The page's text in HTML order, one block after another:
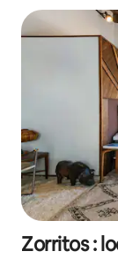
Zorritos :